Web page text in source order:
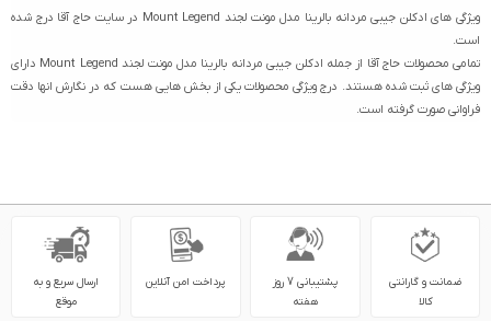
ویژگی های ادکلن جیبی مردانه بالرینا مدل مونت لجند Mount Legend در سایت حاج آقا درج شده
است.
تمامی محصولات حاج آقا از جمله ادکلن جیبی مردانه بالرینا مدل مونت لجند Mount Legend دارای
ویژگی های ثبت شده هستند. درج ویژگی محصولات یکی از بخش هایی هست که در نگارش انها دقت
فراوانی صورت گرفته است.
ضمانت و گارانتی
کالا
پشتیبانی 7 روز
هفته
پرداخت امن آنلاین
ارسال سریع و به
موقع